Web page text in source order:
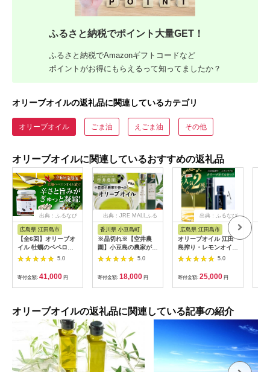
ふるさと納税でポイント大量GET！
ふるさと納税でAmazonギフトコードなど
ポイントがお得にもらえるって知ってましたか？
オリーブオイルの返礼品に関連しているカテゴリ
オリーブオイル ごま油 えごま油 その他
オリーブオイルに関連しているおすすめの返礼品
出典：ふるなび
広島県 江田島市
【全6回】オリーブオ
イル 牡蠣のペペロン
オイル漬け オリーブ
オイル [XAJ057]
5.0
寄付金額: 41,000 円
出典：JRE MALLふる
さと納税
香川県 小豆島町
※品切れ※【空井農
園】小豆島の農家が作
ったオリーブオイル
ミッション種／200ml
5.0
寄付金額: 18,000 円
出典：ふるなび
広島県 江田島市
オリーブオイル 江田
島搾り・レモンオイル
各1本 オリーブオイル
5.0
寄付金額: 25,000 円
オリーブオイルの返礼品に関連している記事の紹介